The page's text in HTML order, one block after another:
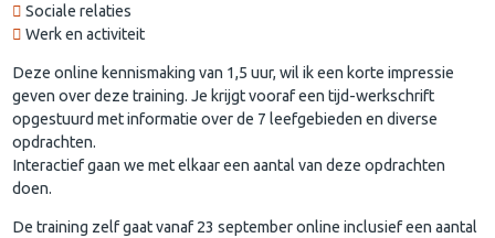
Sociale relaties
Werk en activiteit
Deze online kennismaking van 1,5 uur, wil ik een korte impressie
geven over deze training. Je krijgt vooraf een tijd-werkschrift
opgestuurd met informatie over de 7 leefgebieden en diverse
opdrachten.
Interactief gaan we met elkaar een aantal van deze opdrachten
doen.
De training zelf gaat vanaf 23 september online inclusief een aantal